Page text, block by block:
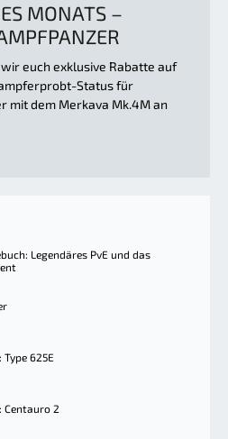
MONATS –
euch exklusive Rabatte auf
Status für
mit dem Merkava Mk.4M an
Legendäres PvE und das
625E
Centauro 2